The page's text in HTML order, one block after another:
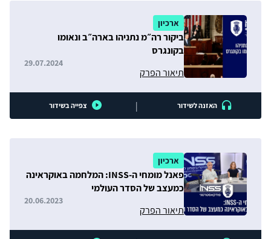
ארכיון
ביקור רה״מ נתניהו בארה״ב ונאומו
בקונגרס
תיאור הפרק
29.07.2024
האזנה לשידור | צפייה בשידור
ארכיון
פאנל מומחי ה-INSS: המלחמה באוקראינה
כמעצב של הסדר העולמי
תיאור הפרק
20.06.2023